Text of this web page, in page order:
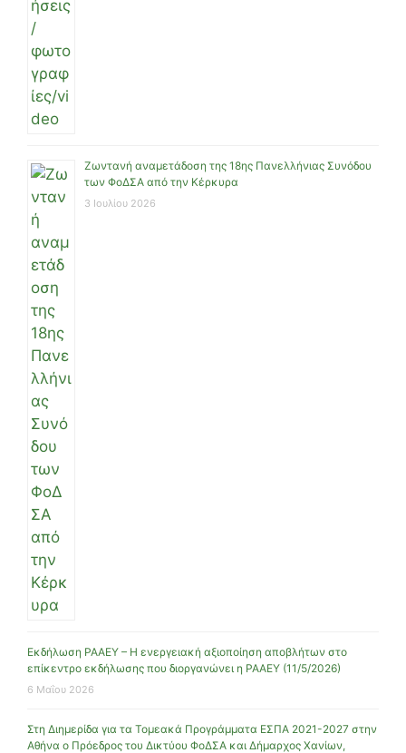
Ζωντανή αναμετάδοση της 18ης Πανελλήνιας Συνόδου
των ΦοΔΣΑ από την Κέρκυρα
3 Ιουλίου 2026
Εκδήλωση ΡΑΑΕΥ – Η ενεργειακή αξιοποίηση αποβλήτων στο
επίκεντρο εκδήλωσης που διοργανώνει η ΡΑΑΕΥ (11/5/2026)
6 Μαΐου 2026
Στη Διημερίδα για τα Τομεακά Προγράμματα ΕΣΠΑ 2021-2027 στην
Αθήνα ο Πρόεδρος του Δικτύου ΦοΔΣΑ και Δήμαρχος Χανίων,